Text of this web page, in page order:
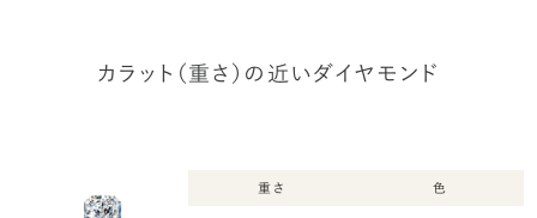
カラット（重さ）の近いダイヤモンド
重さ 色